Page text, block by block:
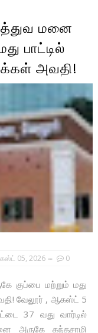
மனை
பாட்டில்
அவதி!
05, 2026 0
குப்பை மற்றும் மது
வேலூர் , ஆகஸ்ட் 5
37 வது வார்டில்
அருகே கந்தசாமி